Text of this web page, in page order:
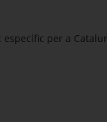
per a